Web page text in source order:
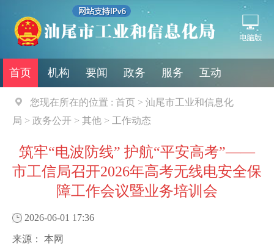
首页 机构 要闻 政务 服务 互动
您现在所在的位置 : 首页 > 汕尾市工业和信息化
局 > 政务公开 > 其他 > 工作动态
筑牢“电波防线” 护航“平安高考”——
市工信局召开2026年高考无线电安全保
障工作会议暨业务培训会
2026-06-01 17:36
来源： 本网